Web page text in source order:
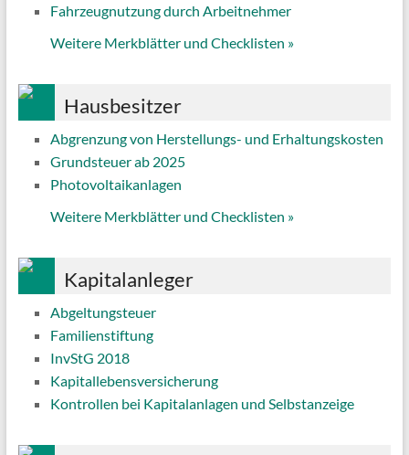
Fahrzeugnutzung durch Arbeitnehmer
Weitere Merkblätter und Checklisten »
Hausbesitzer
Abgrenzung von Herstellungs- und Erhaltungskosten
Grundsteuer ab 2025
Photovoltaikanlagen
Weitere Merkblätter und Checklisten »
Kapitalanleger
Abgeltungsteuer
Familienstiftung
InvStG 2018
Kapitallebensversicherung
Kontrollen bei Kapitalanlagen und Selbstanzeige